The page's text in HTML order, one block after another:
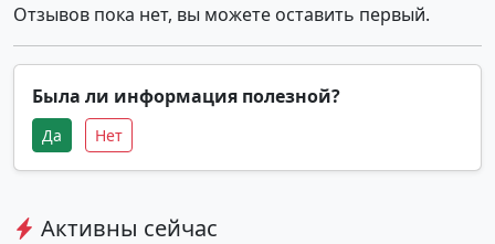
Отзывов пока нет, вы можете оставить первый.
Была ли информация полезной?
Да Нет
Активны сейчас